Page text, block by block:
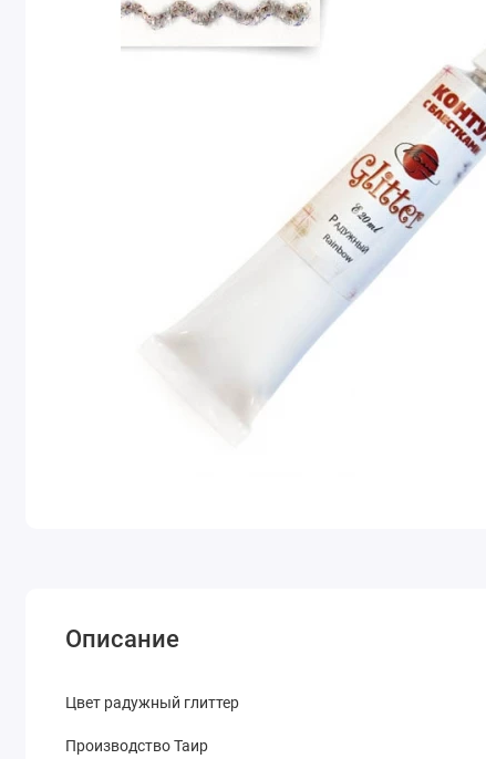
Описание
Цвет радужный глиттер
Производство Таир